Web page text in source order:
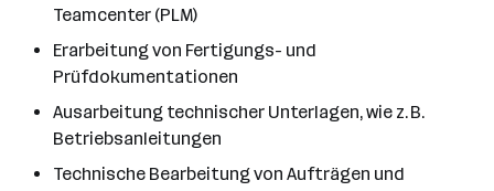
Teamcenter (PLM)
Erarbeitung von Fertigungs- und
Prüfdokumentationen
Ausarbeitung technischer Unterlagen, wie z. B.
Betriebsanleitungen
Technische Bearbeitung von Aufträgen und